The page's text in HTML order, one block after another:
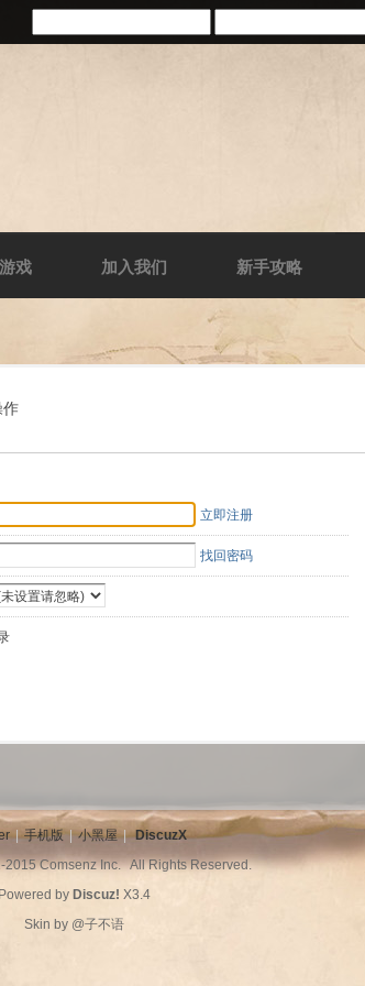
戏 加入我们 新手攻略
作
立即注册
找回密码
| 手机版 | 小黑屋 | DiscuzX
2015Comsenz Inc.All Rights Reserved.
Powered by Discuz! X3.4
Skin by @子不语